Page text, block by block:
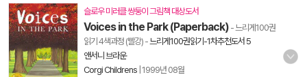
슬로우 미러클 쌍둥이 그림책 대상도서
Voices in the Park (Paperback) - 느리게100권
읽기 4색과정 (빨강) -느리게100권읽기-1차추천도서 5
앤서니 브라운
Corgi Childrens 1999년 08월